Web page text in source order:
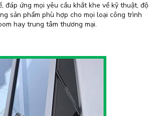
đáp ứng mọi yêu cầu khắt khe về kỹ thuật, độ
sản phẩm phù hợp cho mọi loại công trình
hay trung tâm thương mại.